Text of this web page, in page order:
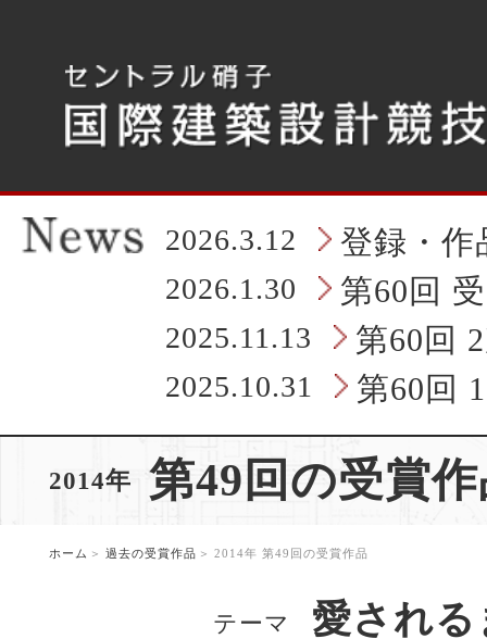
ま
2026.3.12 登録・作
2026.1.30 第60回
2025.11.13 第60回
2025.10.31 第60回
2014年 第49回の受賞
ホーム 過去の受賞作品 2014年 第49回の受賞作品
テーマ 愛され